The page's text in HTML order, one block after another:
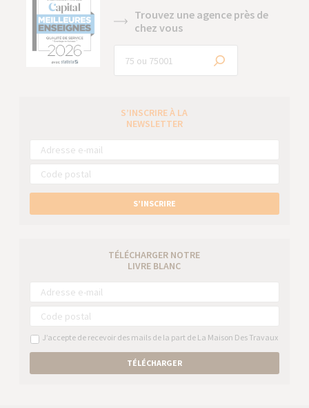
Trouvez une agence près de
chez vous
S’INSCRIRE À LA
NEWSLETTER
S’INSCRIRE
TÉLÉCHARGER NOTRE
LIVRE BLANC
J’accepte de recevoir des mails de la part de La Maison Des Travaux
TÉLÉCHARGER